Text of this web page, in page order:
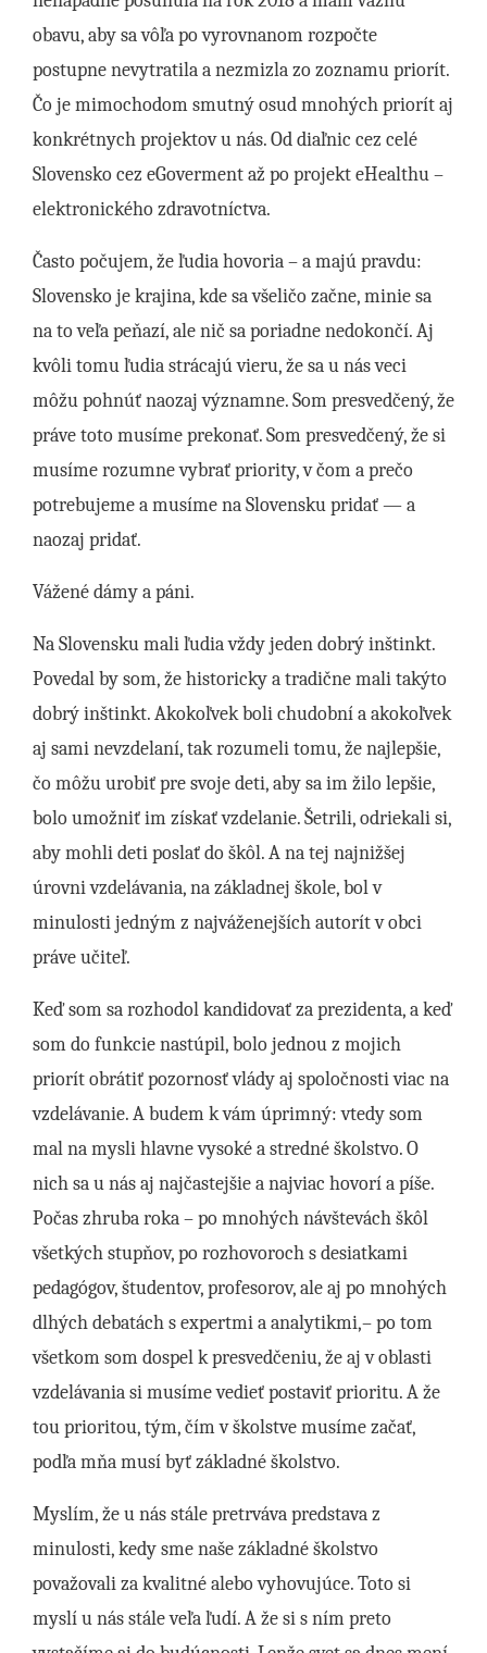
obavu, aby sa vôľa po vyrovnanom rozpočte
postupne nevytratila a nezmizla zo zoznamu priorít.
Čo je mimochodom smutný osud mnohých priorít aj
konkrétnych projektov u nás. Od diaľnic cez celé
Slovensko cez eGoverment až po projekt eHealthu –
elektronického zdravotníctva.
Často počujem, že ľudia hovoria – a majú pravdu:
Slovensko je krajina, kde sa všeličo začne, minie sa
na to veľa peňazí, ale nič sa poriadne nedokončí. Aj
kvôli tomu ľudia strácajú vieru, že sa u nás veci
môžu pohnúť naozaj významne. Som presvedčený, že
práve toto musíme prekonať. Som presvedčený, že si
musíme rozumne vybrať priority, v čom a prečo
potrebujeme a musíme na Slovensku pridať — a
naozaj pridať.
Vážené dámy a páni.
Na Slovensku mali ľudia vždy jeden dobrý inštinkt.
Povedal by som, že historicky a tradične mali takýto
dobrý inštinkt. Akokoľvek boli chudobní a akokoľvek
aj sami nevzdelaní, tak rozumeli tomu, že najlepšie,
čo môžu urobiť pre svoje deti, aby sa im žilo lepšie,
bolo umožniť im získať vzdelanie. Šetrili, odriekali si,
aby mohli deti poslať do škôl. A na tej najnižšej
úrovni vzdelávania, na základnej škole, bol v
minulosti jedným z najváženejších autorít v obci
práve učiteľ.
Keď som sa rozhodol kandidovať za prezidenta, a keď
som do funkcie nastúpil, bolo jednou z mojich
priorít obrátiť pozornosť vlády aj spoločnosti viac na
vzdelávanie. A budem k vám úprimný: vtedy som
mal na mysli hlavne vysoké a stredné školstvo. O
nich sa u nás aj najčastejšie a najviac hovorí a píše.
Počas zhruba roka – po mnohých návštevách škôl
všetkých stupňov, po rozhovoroch s desiatkami
pedagógov, študentov, profesorov, ale aj po mnohých
dlhých debatách s expertmi a analytikmi,– po tom
všetkom som dospel k presvedčeniu, že aj v oblasti
vzdelávania si musíme vedieť postaviť prioritu. A že
tou prioritou, tým, čím v školstve musíme začať,
podľa mňa musí byť základné školstvo.
Myslím, že u nás stále pretrváva predstava z
minulosti, kedy sme naše základné školstvo
považovali za kvalitné alebo vyhovujúce. Toto si
myslí u nás stále veľa ľudí. A že si s ním preto